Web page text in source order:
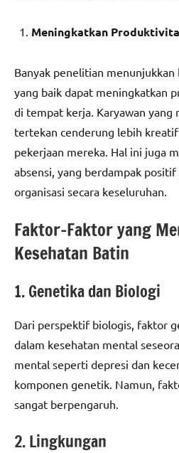
Meningkatkan
Banyak penelitian
yang baik dapat meningkatkan
di tempat kerja. Karyawan yang
tertekan cenderung lebih
pekerjaan mereka. Hal ini juga
absensi, yang berdampak
organisasi secara keseluruhan.
Faktor-Faktor yang
Kesehatan Batin
1. Genetika dan Biologi
Dari perspektif biologis, faktor
dalam kesehatan mental
mental seperti depresi dan
komponen genetik. Namun,
sangat berpengaruh.
2. Lingkungan